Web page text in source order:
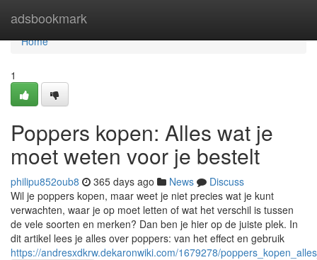
adsbookmark
Home
Home
1
Poppers kopen: Alles wat je
moet weten voor je bestelt
philipu852oub8 365 days ago News
Discuss
Wil je poppers kopen, maar weet je niet precies wat je kunt
verwachten, waar je op moet letten of wat het verschil is tussen
de vele soorten en merken? Dan ben je hier op de juiste plek. In
dit artikel lees je alles over poppers: van het effect en gebruik
https://andresxdkrw.dekaronwiki.com/1679278/